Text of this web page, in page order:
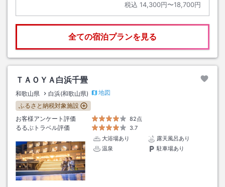
税込 14,300円〜18,700円
全ての宿泊プランを見る
ＴＡＯＹＡ白浜千畳
和歌山県 白浜(和歌山県)
地図
ふるさと納税対象施設
お客様アンケート評価
82点
るるぶトラベル評価
3.7
大浴場あり
露天風呂あり
温泉
駐車場あり